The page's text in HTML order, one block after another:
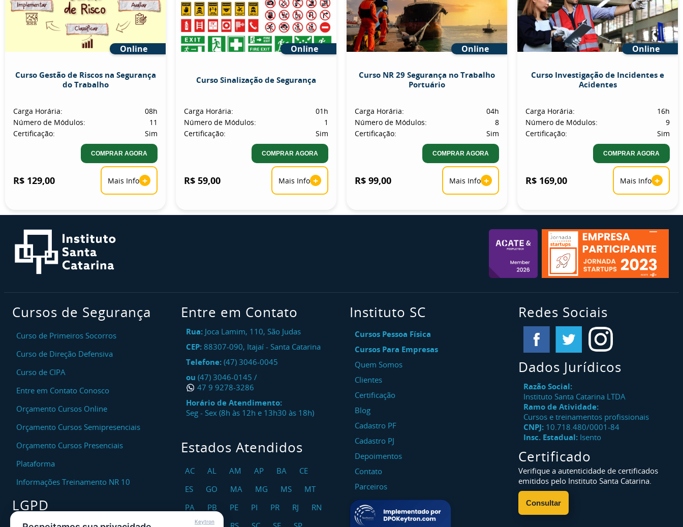
Online
Curso Gestão de Riscos na Segurança
do Trabalho
Carga Horária:
08h
Número de Módulos:
11
Certificação:
Sim
COMPRAR AGORA
R$ 129,00 Mais Info +
Online
Curso Sinalização de Segurança
Carga Horária:
01h
Número de Módulos:
1
Certificação:
Sim
COMPRAR AGORA
R$ 59,00 Mais Info +
Online
Curso NR 29 Segurança no Trabalho
Portuário
Carga Horária:
04h
Número de Módulos:
8
Certificação:
Sim
COMPRAR AGORA
R$ 99,00 Mais Info +
Online
Curso Investigação de Incidentes e
Acidentes
Carga Horária:
16h
Número de Módulos:
9
Certificação:
Sim
COMPRAR AGORA
R$ 169,00 Mais Info +
Cursos de Segurança
Curso de Primeiros Socorros
Curso de Direção Defensiva
Curso de CIPA
Entre em Contato Conosco
Orçamento Cursos Online
Orçamento Cursos Semipresenciais
Orçamento Cursos Presenciais
Plataforma
Informações Treinamento NR 10
LGPD
Entre em Contato
Rua: Joca Lamim, 110, São Judas
CEP: 88307-090, Itajaí - Santa Catarina
Telefone: (47) 3046-0045
ou (47) 3046-0145 /
47 9 9278-3286
Horário de Atendimento:
Seg - Sex (8h às 12h e 13h30 às 18h)
Estados Atendidos
AC AL AM AP BA
CE
ES
GO MA MG MS
MT
PA
PB PE PI PR RJ
RN
Instituto SC
Cursos Pessoa Física
Cursos Para Empresas
Quem Somos
Clientes
Certificação
Blog
Cadastro PF
Cadastro PJ
Depoimentos
Contato
Parceiros
Redes Sociais
Dados Jurídicos
Razão Social:
Instituto Santa Catarina LTDA
Ramo de Atividade:
Cursos e treinamentos profissionais
CNPJ: 10.718.480/0001-84
Insc. Estadual: Isento
Certificado
Verifique a autenticidade de certificados
emitidos pelo Instituto Santa Catarina.
Consultar
Keytron